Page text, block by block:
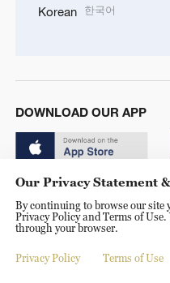
Korean 한국어
DOWNLOAD OUR APP
© China Radio
Shijingshan Road, Beijing,
Our Privacy Statement
By continuing to browse our site
Privacy Policy and Terms of
through your browser.
Privacy Policy Terms of Use